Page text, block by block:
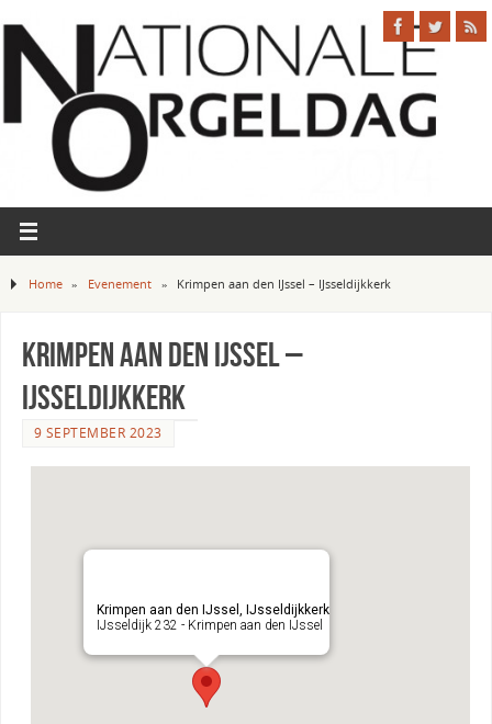
Home » Evenement » Krimpen aan den IJssel – IJsseldijkkerk
Krimpen aan den IJssel –
IJsseldijkkerk
9 SEPTEMBER 2023
Krimpen aan den IJssel, IJsseldijkkerk
IJsseldijk 232 - Krimpen aan den IJssel